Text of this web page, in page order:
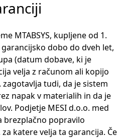
MTABSYS, kupljene od 1.
dobo do dveh let,
(datum dobave, ki je
velja z računom ali kopijo
zagotavlja tudi, da je sistem
napak v materialih in da je
Podjetje MESI d.o.o. med
brezplačno popravilo
katere velja ta garancija. Če